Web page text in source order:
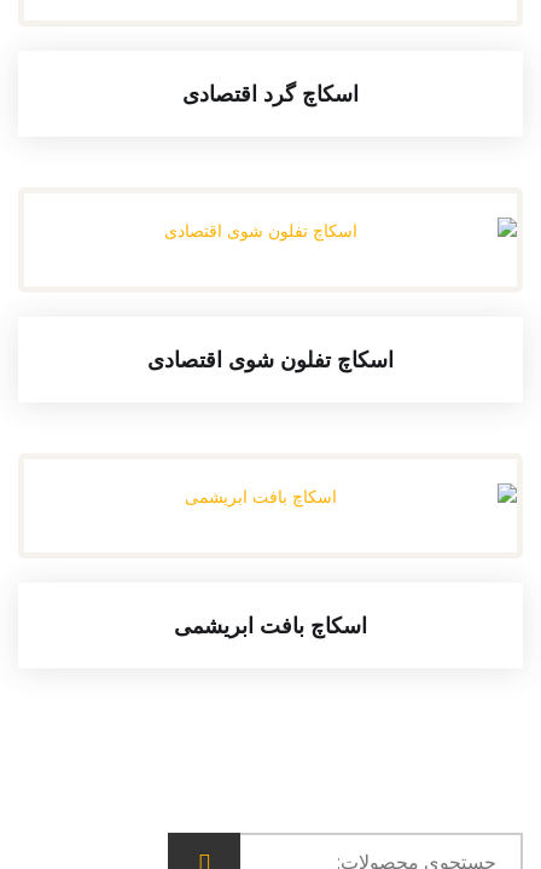
اسکاچ گرد اقتصادی
اسکاچ تفلون شوی اقتصادی
اسکاچ بافت ابریشمی